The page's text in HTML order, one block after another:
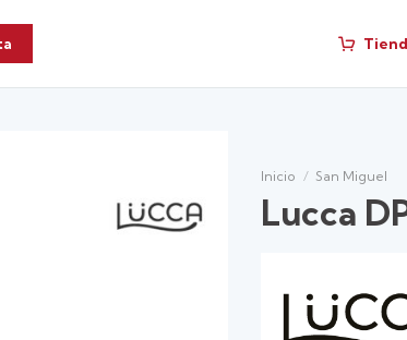
Inicio / San Miguel
Lucca